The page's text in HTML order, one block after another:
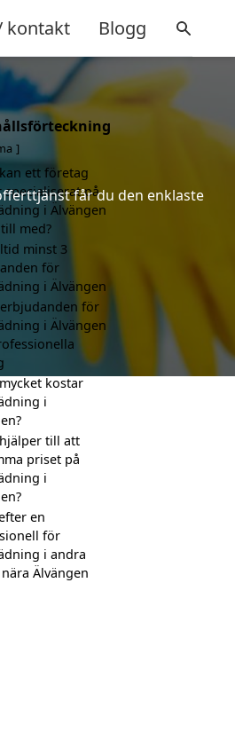
kontakt Blogg
får du den enklaste
ett företag
specialiserat på
i Älvängen
med?
minst 3
för
i Älvängen
erbjudanden för
i Älvängen
kostar
i
till att
priset på
i
en
för
i andra
Älvängen